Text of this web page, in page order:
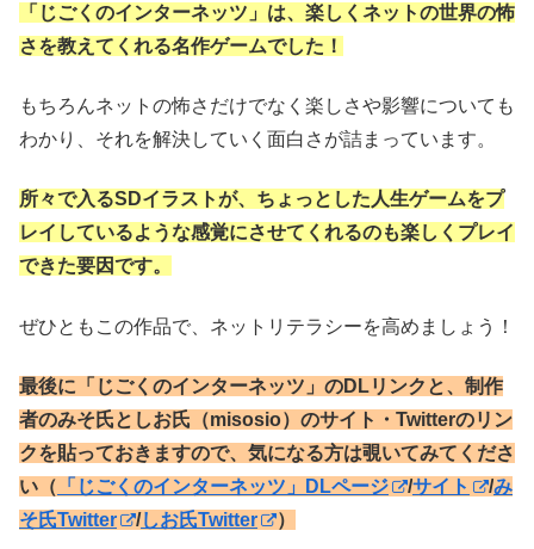
「じごくのインターネッツ」は、楽しくネットの世界の怖
さを教えてくれる名作ゲームでした！
もちろんネットの怖さだけでなく楽しさや影響についても
わかり、それを解決していく面白さが詰まっています。
所々で入るSDイラストが、ちょっとした人生ゲームをプ
レイしているような感覚にさせてくれるのも楽しくプレイ
できた要因です。
ぜひともこの作品で、ネットリテラシーを高めましょう！
最後に「じごくのインターネッツ」のDLリンクと、制作
者のみそ氏としお氏（misosio）のサイト・Twitterのリン
クを貼っておきますので、気になる方は覗いてみてくださ
い（ 「じごくのインターネッツ」DLページ /サイト /み
そ氏Twitter
/しお氏Twitter ）